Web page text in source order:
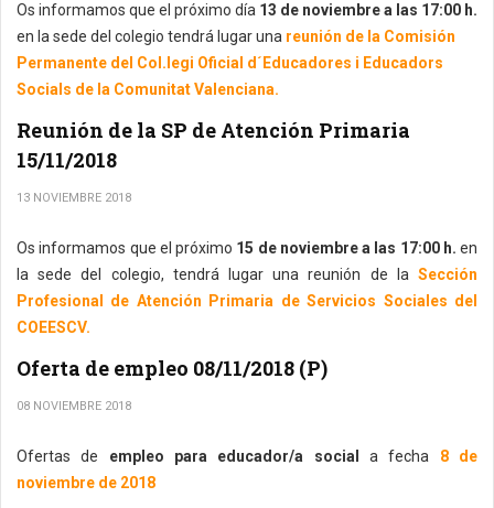
Os informamos que el próximo día 13 de noviembre a las 17:00 h.
en la sede del colegio tendrá lugar una reunión de la Comisión
Permanente del Col.legi Oficial d´Educadores i Educadors
Socials de la Comunitat Valenciana.
Reunión de la SP de Atención Primaria
15/11/2018
13 NOVIEMBRE 2018
Os informamos que el próximo 15 de noviembre a las 17:00 h. en
la sede del colegio, tendrá lugar una reunión de la Sección
Profesional de Atención Primaria de Servicios Sociales del
COEESCV.
Oferta de empleo 08/11/2018 (P)
08 NOVIEMBRE 2018
Ofertas de empleo para educador/a social a fecha 8 de
noviembre de 2018